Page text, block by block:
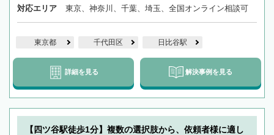
対応エリア 東京、神奈川、千葉、埼玉、全国オンライン相談可
東京都 千代田区 日比谷駅
詳細を見る 解決事例を見る
【四ツ谷駅徒歩1分】複数の選択肢から、依頼者様に適し